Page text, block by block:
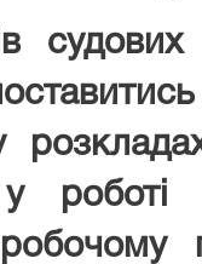
роботі